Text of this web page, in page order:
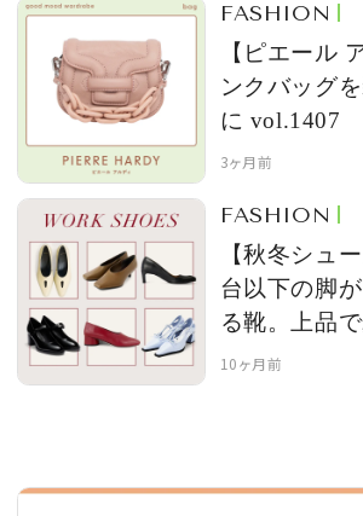
MAGAZINE
SPUR 2026 JULY
2026年9月号
2026-07-23発売
FASHION
【ピエール
ンクバッグ
に vol.1407
3ヶ月前
FASHION
【秋冬シュ
台以下の脚
る靴。上品
ューズを、
10ヶ月前